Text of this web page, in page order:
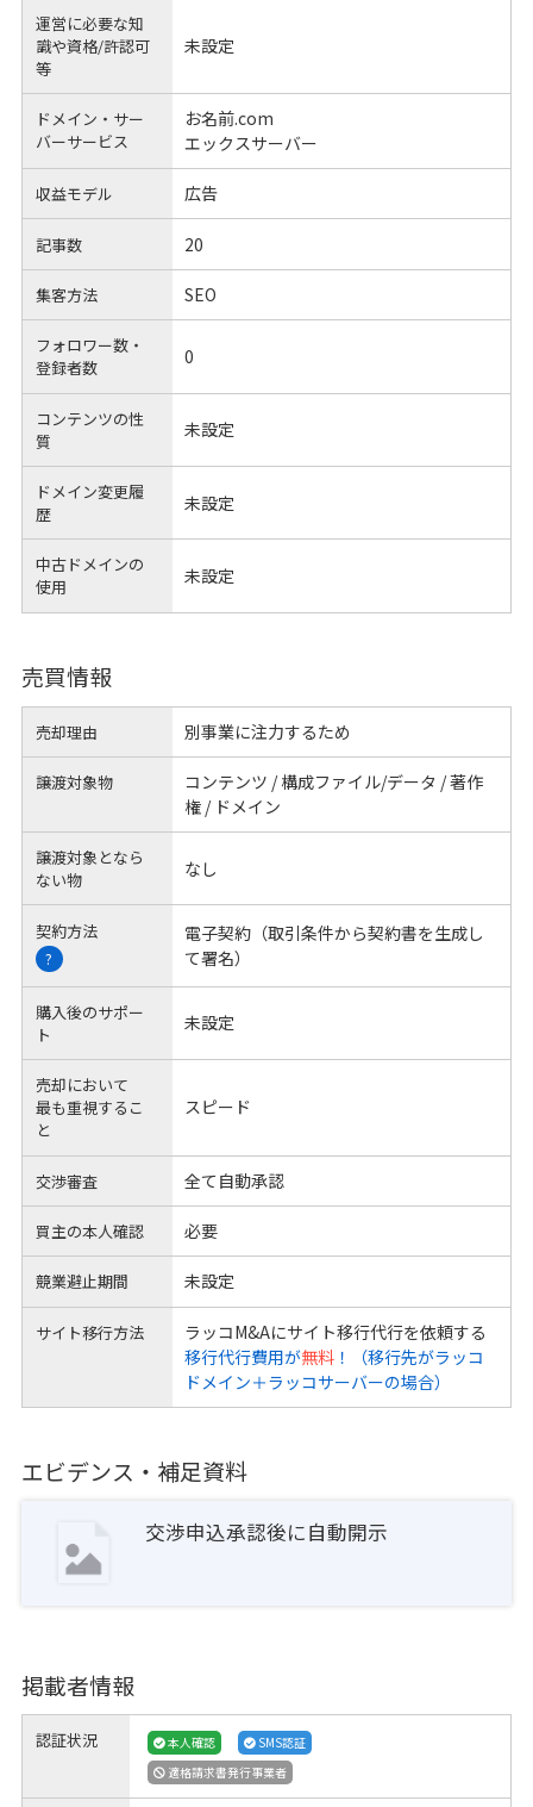
運営に必要な知
識や資格/許認可
等
未設定
ドメイン・サー
バーサービス
お名前.com
エックスサーバー
収益モデル 広告
記事数 20
集客方法 SEO
フォロワー数・
登録者数
0
コンテンツの性
質
未設定
ドメイン変更履
歴
未設定
中古ドメインの
使用
未設定
売買情報
売却理由 別事業に注力するため
譲渡対象物
コンテンツ / 構成ファイル/データ / 著作
権 / ドメイン
譲渡対象となら
ない物
なし
契約方法
?
電子契約（取引条件から契約書を生成し
て署名）
購入後のサポー
ト
未設定
売却において
最も重視するこ
と
スピード
交渉審査 全て自動承認
買主の本人確認 必要
競業避止期間 未設定
サイト移行方法
ラッコM&Aにサイト移行代行を依頼する
移行代行費用が無料！（移行先がラッコ
ドメイン＋ラッコサーバーの場合）
エビデンス・補足資料
交渉申込承認後に自動開示
掲載者情報
認証状況 本人確認
SMS認証
適格請求書発行事業者